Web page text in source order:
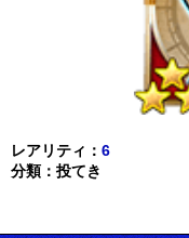
レアリティ： 6
分類：投てき